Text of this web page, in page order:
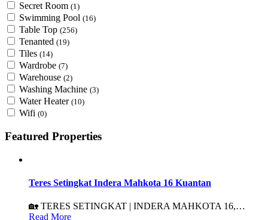
Secret Room (1)
Swimming Pool (16)
Table Top (256)
Tenanted (19)
Tiles (14)
Wardrobe (7)
Warehouse (2)
Washing Machine (3)
Water Heater (10)
Wifi (0)
Featured Properties
Teres Setingkat Indera Mahkota 16 Kuantan
🏡 TERES SETINGKAT | INDERA MAHKOTA 16,…
Read More